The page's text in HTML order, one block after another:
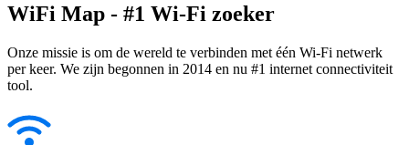
WiFi Map - #1 Wi-Fi zoeker
Onze missie is om de wereld te verbinden met één Wi-Fi netwerk
per keer. We zijn begonnen in 2014 en nu #1 internet connectiviteit
tool.